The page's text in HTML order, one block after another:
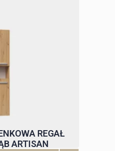
REGAŁ
ARTISAN